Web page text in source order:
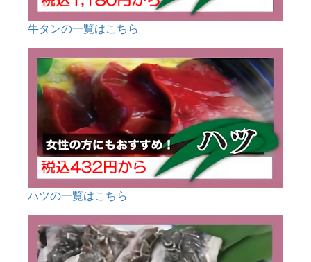
牛タンの一覧はこちら
ハツの一覧はこちら